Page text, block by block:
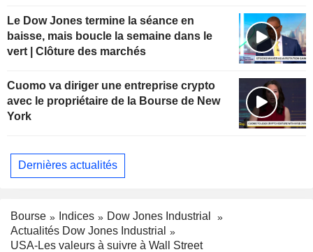
Le Dow Jones termine la séance en
baisse, mais boucle la semaine dans le
vert | Clôture des marchés
Cuomo va diriger une entreprise crypto
avec le propriétaire de la Bourse de New
York
Dernières actualités
Bourse Indices
Dow Jones Industrial
Actualités Dow Jones Industrial
USA-Les valeurs à suivre à Wall Street